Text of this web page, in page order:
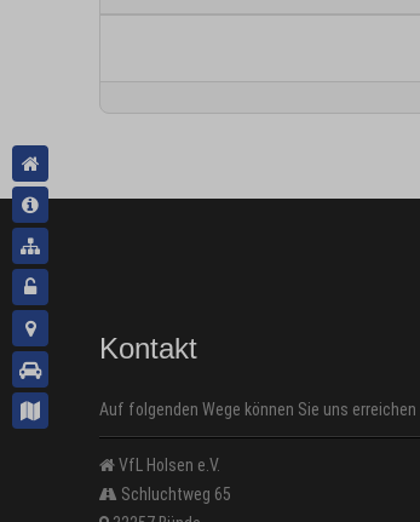
Kontakt
Auf folgenden Wege können Sie uns erreichen
VfL Holsen e.V.
Schluchtweg 65